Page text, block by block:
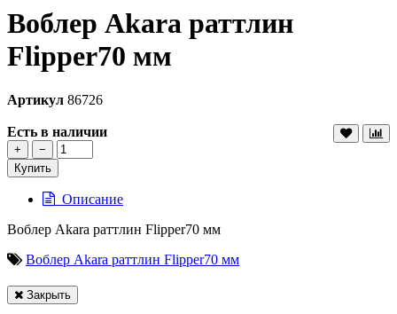
Воблер Akara раттлин
Flipper70 мм
Артикул 86726
Есть в наличии
+
−
Купить
Описание
Воблер Akara раттлин Flipper70 мм
Воблер Akara раттлин Flipper70 мм
Закрыть